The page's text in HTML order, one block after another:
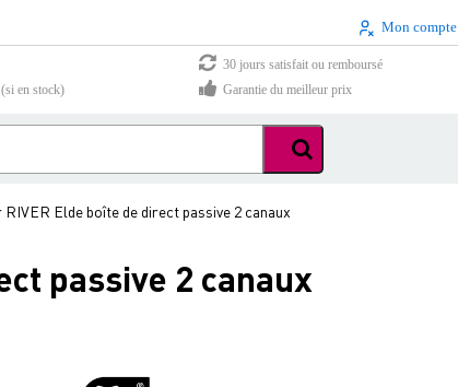
Mon compte
30 jours satisfait ou remboursé
en stock)
Garantie du meilleur prix
RIVER Elde boîte de direct passive 2 canaux
passive 2 canaux